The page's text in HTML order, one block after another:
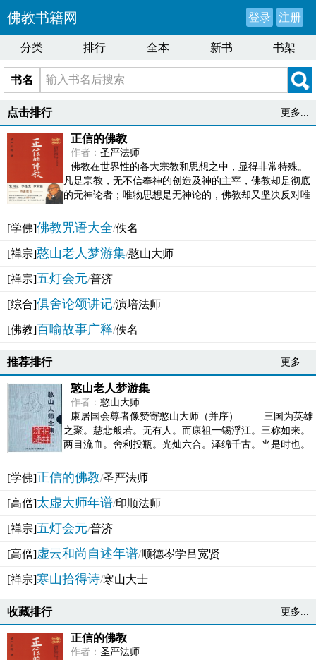
佛教书籍网 登录 注册
分类 排行 全本 新书 书架
书名
点击排行 更多...
正信的佛教
作者： 圣严法师
佛教在世界性的各大宗教和思想之中，显得非常特殊。
凡是宗教，无不信奉神的创造及神的主宰，佛教却是彻底
的无神论者；唯物思想是无神论的，佛教却又坚决反对唯
[学佛]佛教咒语大全/佚名
[禅宗]憨山老人梦游集/憨山大师
[禅宗]五灯会元/普济
[综合]俱舍论颂讲记/演培法师
[佛教]百喻故事广释/佚名
推荐排行 更多...
憨山老人梦游集
作者： 憨山大师
康居国会尊者像赞寄憨山大师（并序） 三国为英雄
之聚。慈悲般若。无有人。而康祖一锡浮江。三称如来。
两目流血。舍利投瓶。光灿六合。泽绵千古。当是时也。
[学佛]正信的佛教/圣严法师
[高僧]太虚大师年谱/印顺法师
[禅宗]五灯会元/普济
[高僧]虚云和尚自述年谱/顺德岑学吕宽贤
[禅宗]寒山拾得诗/寒山大士
收藏排行 更多...
正信的佛教
作者： 圣严法师